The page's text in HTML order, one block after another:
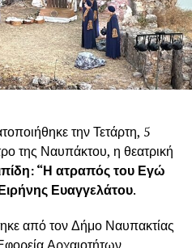
την Τετάρτη, 5
της Ναυπάκτου, η θεατρική
“Η ατραπός του Εγώ
Ευαγγελάτου.
από τον Δήμο Ναυπακτίας